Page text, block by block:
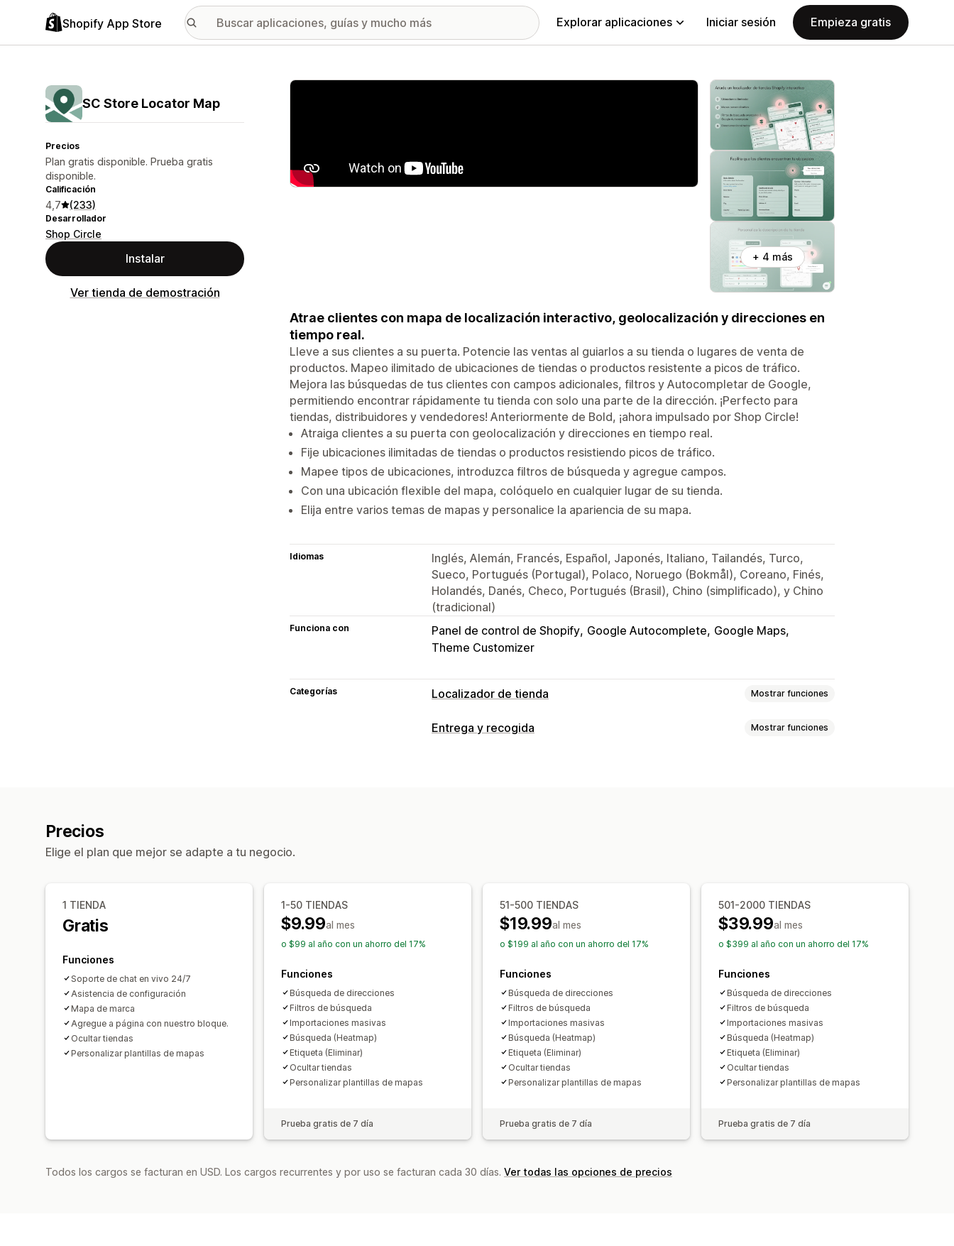
Shopify App Store Explorar aplicaciones Iniciar sesión Empieza gratis
SC Store Locator Map
Precios
Plan gratis disponible. Prueba gratis
disponible.
Calificación
4,7 (233)
Desarrollador
Shop Circle
Instalar
Ver tienda de demostración
Galería de imágenes destacadas
+ 4 más
Atrae clientes con mapa de localización interactivo, geolocalización y direcciones en
tiempo real.
Lleve a sus clientes a su puerta. Potencie las ventas al guiarlos a su tienda o lugares de venta de
productos. Mapeo ilimitado de ubicaciones de tiendas o productos resistente a picos de tráfico.
Mejora las búsquedas de tus clientes con campos adicionales, filtros y Autocompletar de Google,
permitiendo encontrar rápidamente tu tienda con solo una parte de la dirección. ¡Perfecto para
tiendas, distribuidores y vendedores! Anteriormente de Bold, ¡ahora impulsado por Shop Circle!
Atraiga clientes a su puerta con geolocalización y direcciones en tiempo real.
Fije ubicaciones ilimitadas de tiendas o productos resistiendo picos de tráfico.
Mapee tipos de ubicaciones, introduzca filtros de búsqueda y agregue campos.
Con una ubicación flexible del mapa, colóquelo en cualquier lugar de su tienda.
Elija entre varios temas de mapas y personalice la apariencia de su mapa.
Idiomas
Inglés, Alemán, Francés, Español, Japonés, Italiano, Tailandés, Turco,
Sueco, Portugués (Portugal), Polaco, Noruego (Bokmål), Coreano, Finés,
Holandés, Danés, Checo, Portugués (Brasil), Chino (simplificado), y Chino
(tradicional)
Funciona con Panel de control de Shopify Google Autocomplete Google Maps
Theme Customizer
Categorías Localizador de tienda Mostrar funciones
Opciones de muestra
Entrega y recogida Mostrar funciones
Precios
Elige el plan que mejor se adapte a tu negocio.
1 TIENDA
Gratis
Funciones
Soporte de chat en vivo 24/7
Asistencia de configuración
Mapa de marca
Agregue a página con nuestro bloque.
Ocultar tiendas
Personalizar plantillas de mapas
1-50 TIENDAS
$9.99al mes
o $99 al año con un ahorro del 17%
Funciones
Búsqueda de direcciones
Filtros de búsqueda
Importaciones masivas
Búsqueda (Heatmap)
Etiqueta (Eliminar)
Ocultar tiendas
Personalizar plantillas de mapas
Prueba gratis de 7 día
51-500 TIENDAS
$19.99al mes
o $199 al año con un ahorro del 17%
Funciones
Búsqueda de direcciones
Filtros de búsqueda
Importaciones masivas
Búsqueda (Heatmap)
Etiqueta (Eliminar)
Ocultar tiendas
Personalizar plantillas de mapas
Prueba gratis de 7 día
501-2000 TIENDAS
$39.99al mes
o $399 al año con un ahorro del 17%
Funciones
Búsqueda de direcciones
Filtros de búsqueda
Importaciones masivas
Búsqueda (Heatmap)
Etiqueta (Eliminar)
Ocultar tiendas
Personalizar plantillas de mapas
Prueba gratis de 7 día
Todos los cargos se facturan en USD. Los cargos recurrentes y por uso se facturan cada 30 días. Ver todas las opciones de precios